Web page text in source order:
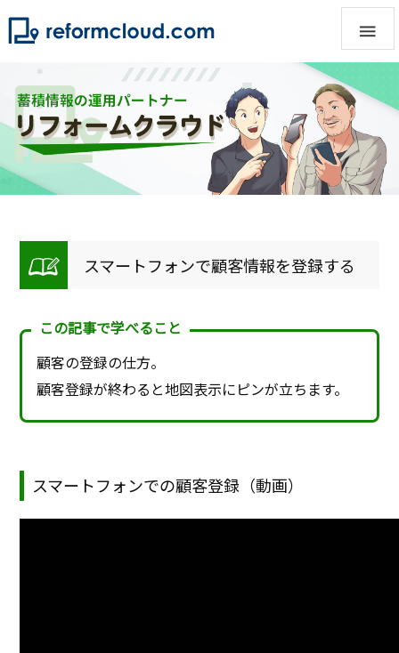

スマートフォンで顧客情報を登録する
この記事で学べること
顧客の登録の仕方。
顧客登録が終わると地図表示にピンが立ちます。
スマートフォンでの顧客登録（動画）